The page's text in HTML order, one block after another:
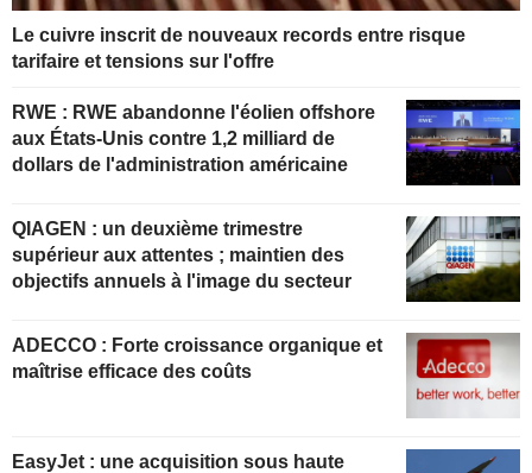
Le cuivre inscrit de nouveaux records entre risque
tarifaire et tensions sur l'offre
RWE : RWE abandonne l'éolien offshore
aux États-Unis contre 1,2 milliard de
dollars de l'administration américaine
QIAGEN : un deuxième trimestre
supérieur aux attentes ; maintien des
objectifs annuels à l'image du secteur
ADECCO : Forte croissance organique et
maîtrise efficace des coûts
EasyJet : une acquisition sous haute